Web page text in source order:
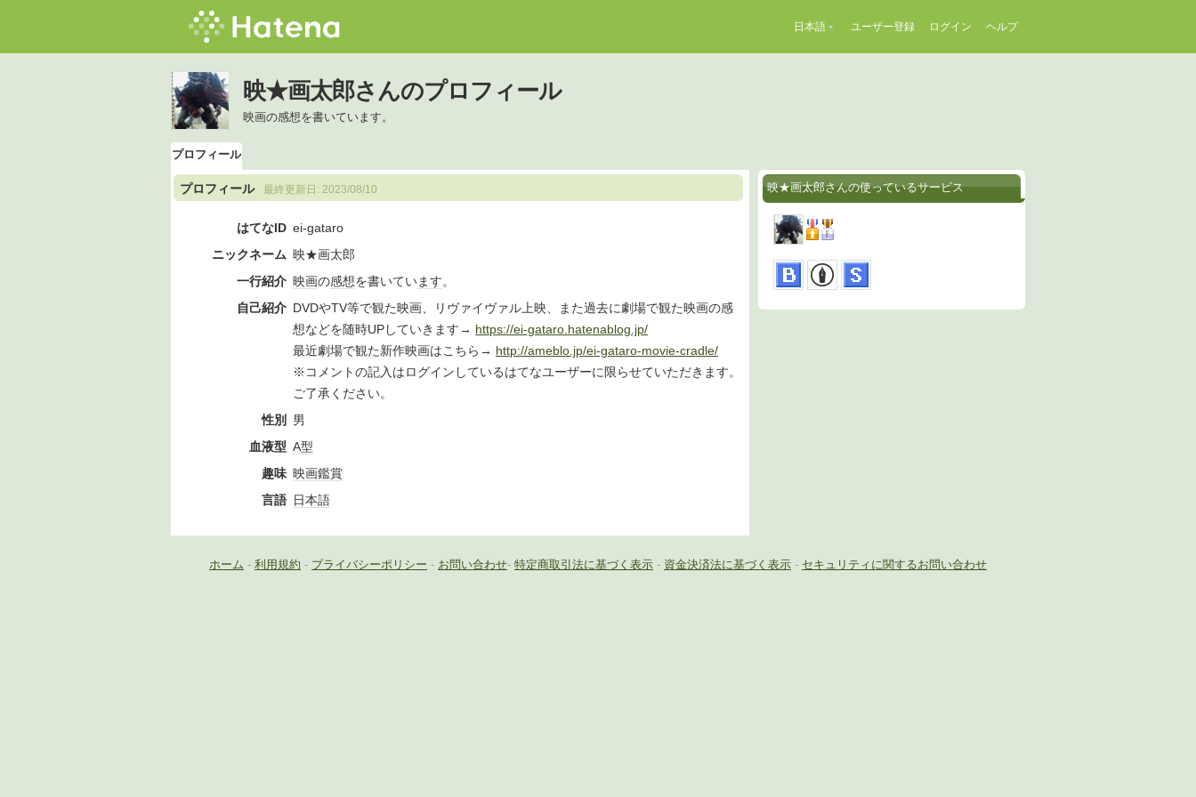
日本語 ユーザー登録 ログイン ヘルプ
映★画太郎さんのプロフィール
映画の感想を書いています。
プロフィール
プロフィール 最終更新日: 2023/08/10
はてなID ei-gataro
ニックネーム 映★画太郎
一行紹介 映画の感想を書いています。
自己紹介 DVDやTV等で観た映画、リヴァイヴァル上映、また過去に劇場で観た映画の感
想などを随時UPしていきます→ https://ei-gataro.hatenablog.jp/
最近劇場で観た新作映画はこちら→ http://ameblo.jp/ei-gataro-movie-cradle/
※コメントの記入はログインしているはてなユーザーに限らせていただきます。
ご了承ください。
性別
男
血液型 A型
趣味 映画鑑賞
言語 日本語
映★画太郎さんの使っているサービス
ホーム - 利用規約 - プライバシーポリシー - お問い合わせ- 特定商取引法に基づく表示 - 資金決済法に基づく表示 - セキュリティに関するお問い合わせ